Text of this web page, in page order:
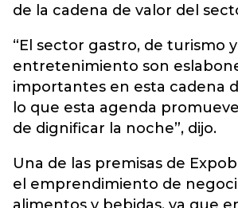
de la cadena de valor del
“El sector gastro, de turismo
entretenimiento son
importantes en esta cadena
lo que esta agenda
de dignificar la noche”, dijo.
Una de las premisas de
el emprendimiento de